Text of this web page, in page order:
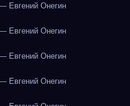
Евгений Онегин
Евгений Онегин
Евгений Онегин
Евгений Онегин